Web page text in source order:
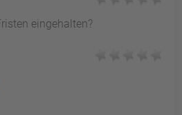
eingehalten?